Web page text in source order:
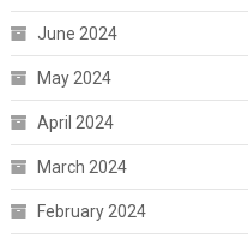
June 2024
May 2024
April 2024
March 2024
February 2024